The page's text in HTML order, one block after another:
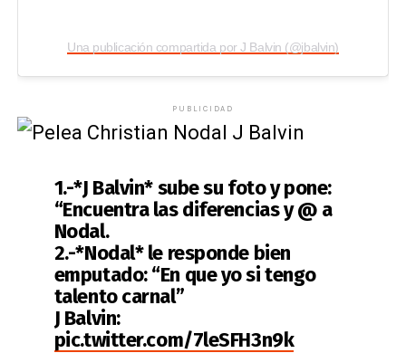
Una publicación compartida por J Balvin (@jbalvin)
PUBLICIDAD
1.-*J Balvin* sube su foto y pone:
“Encuentra las diferencias y @ a
Nodal.
2.-*Nodal* le responde bien
emputado: “En que yo si tengo
talento carnal”
J Balvin:
pic.twitter.com/7leSFH3n9k